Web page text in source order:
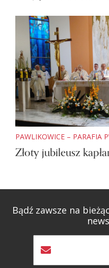
Złoty jubileusz
Bądź zawsze na